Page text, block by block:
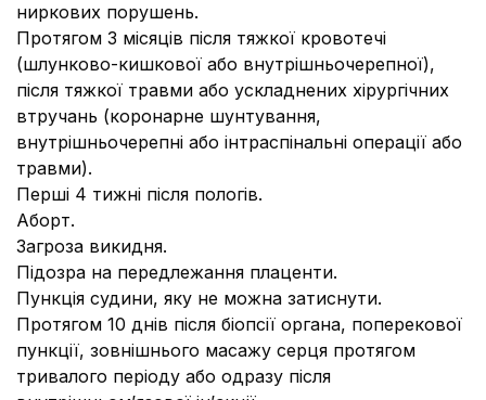
ниркових порушень.
Протягом 3 місяців після тяжкої кровотечі
(шлунково-кишкової або внутрішньочерепної),
після тяжкої травми або ускладнених хірургічних
втручань (коронарне шунтування,
внутрішньочерепні або інтраспінальні операції або
травми).
Перші 4 тижні після пологів.
Аборт.
Загроза викидня.
Підозра на передлежання плаценти.
Пункція судини, яку не можна затиснути.
Протягом 10 днів після біопсії органа, поперекової
пункції, зовнішнього масажу серця протягом
тривалого періоду або одразу після